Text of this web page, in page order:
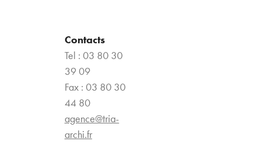
Contacts
Tel : 03 80 30
39 09
Fax : 03 80 30
44 80
agence@tria-
archi.fr